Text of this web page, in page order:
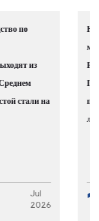
из нержавеющей
во влажной среде
коррозией, являются
простоев на